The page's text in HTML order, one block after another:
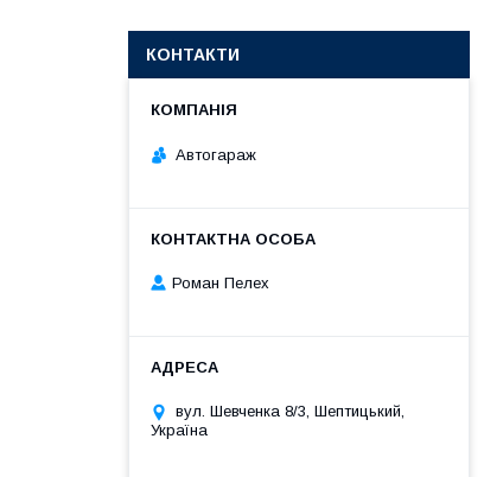
КОНТАКТИ
Автогараж
Роман Пелех
вул. Шевченка 8/3, Шептицький,
Україна